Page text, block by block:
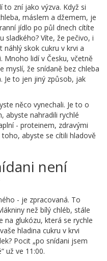
to zní jako výzva. Když si
máslem a džemem, je
jídlo po půl dnech cítíte
sladkého? Víte, že pečivo, i
náhlý skok cukru v krvi a
Mnoho lidí v Česku, včetně
myslí, že snídaně bez chleba
Je to jen jiný způsob, jak
něco vynechali. Je to o
abyste nahradili rychlé
- proteinem, zdravými
abyste se cítili hladově
není
- je zpracovaná. To
než bílý chléb, stále
na glukózu, která se rychle
hladina cukru v krvi
Pocit „po snídani jsem
už ve 11:00.